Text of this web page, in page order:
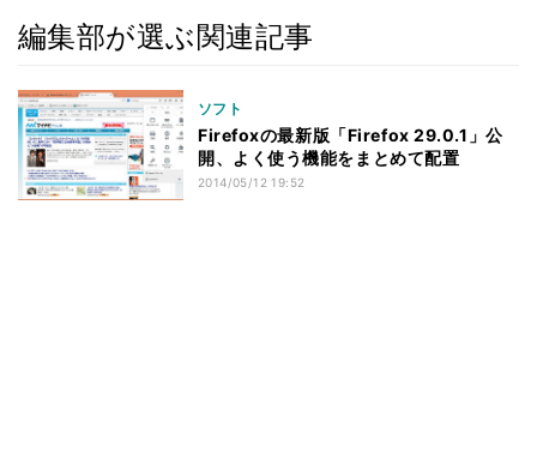
編集部が選ぶ関連記事
ソフト
Firefoxの最新版「Firefox 29.0.1」公
開、よく使う機能をまとめて配置
2014/05/12 19:52